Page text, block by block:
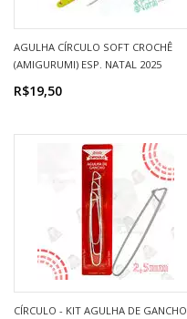
AGULHA CÍRCULO SOFT CROCHÊ
(AMIGURUMI) ESP. NATAL 2025
R$19,50
CÍRCULO - KIT AGULHA DE GANCHO